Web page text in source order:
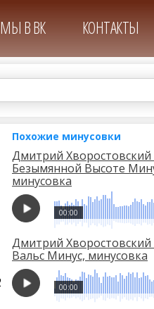
МЫ В ВК КОНТАКТЫ
Похожие минусовки
Дмитрий Хворостовский
Безымянной Высоте
минусовка
00:00
Дмитрий
Вальс Минус, минусовка
00:00